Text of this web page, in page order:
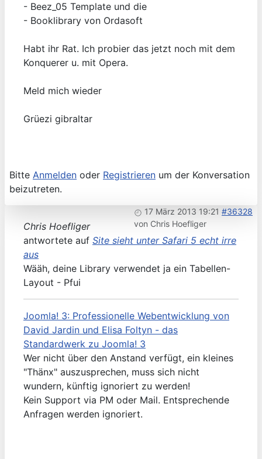
- Beez_05 Template und die
- Booklibrary von Ordasoft
Habt ihr Rat. Ich probier das jetzt noch mit dem
Konquerer u. mit Opera.
Meld mich wieder
Grüezi gibraltar
Bitte Anmelden oder Registrieren um der Konversation
beizutreten.
17 März 2013 19:21 #36328
von Chris Hoefliger
Chris Hoefliger
antwortete auf Site sieht unter Safari 5 echt irre
aus
Wääh, deine Library verwendet ja ein Tabellen-
Layout - Pfui
Joomla! 3: Professionelle Webentwicklung von
David Jardin und Elisa Foltyn - das
Standardwerk zu Joomla! 3
Wer nicht über den Anstand verfügt, ein kleines
"Thänx" auszusprechen, muss sich nicht
wundern, künftig ignoriert zu werden!
Kein Support via PM oder Mail. Entsprechende
Anfragen werden ignoriert.